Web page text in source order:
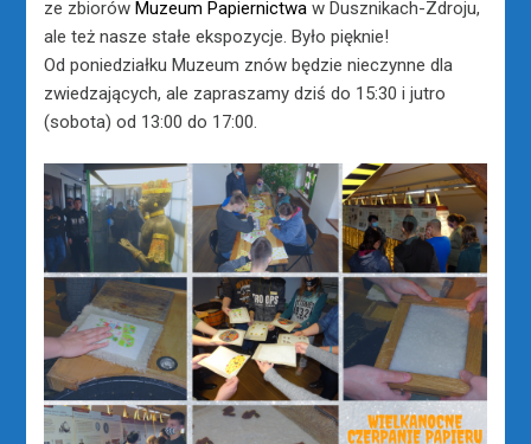
ze zbiorówMuzeum Papiernictwa w Dusznikach-Zdroju,
ale też nasze stałe ekspozycje. Było pięknie!
Od poniedziałku Muzeum znów będzie nieczynne dla
zwiedzających, ale zapraszamy dziś do 15:30 i jutro
(sobota) od 13:00 do 17:00.